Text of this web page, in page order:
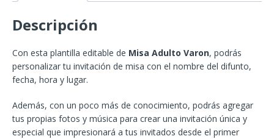
Descripción
Con esta plantilla editable de Misa Adulto Varon, podrás
personalizar tu invitación de misa con el nombre del difunto,
fecha, hora y lugar.
Además, con un poco más de conocimiento, podrás agregar
tus propias fotos y música para crear una invitación única y
especial que impresionará a tus invitados desde el primer